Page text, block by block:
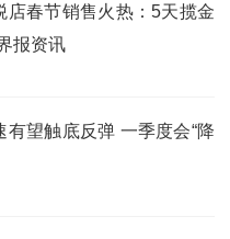
店春节销售火热：5天揽金
报资讯
有望触底反弹 一季度会“降